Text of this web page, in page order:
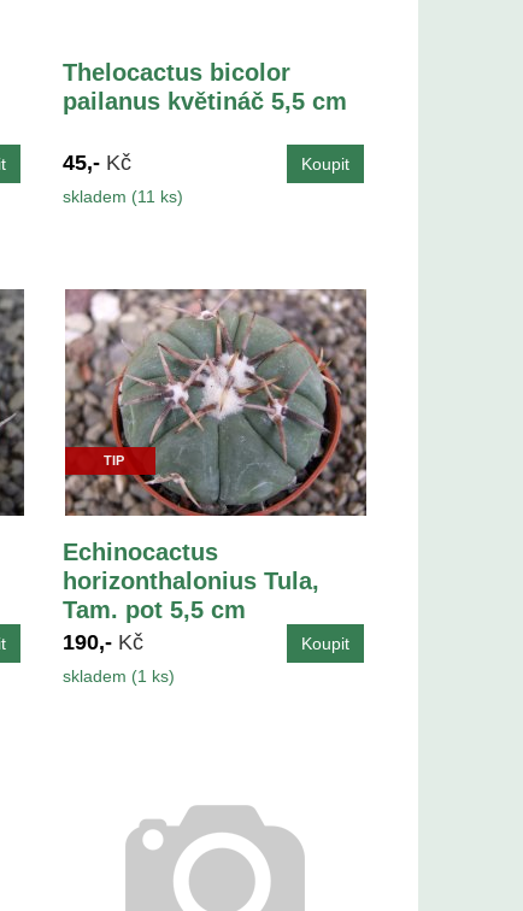
Thelocactus bicolor
pailanus květináč 5,5 cm
45,- Kč
skladem (11 ks)
TIP
Echinocactus
horizonthalonius Tula,
Tam. pot 5,5 cm
190,- Kč
skladem (1 ks)